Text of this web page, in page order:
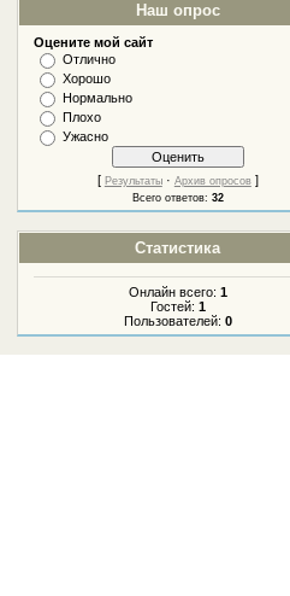
Наш опрос
Оцените мой сайт
Отлично
Хорошо
Нормально
Плохо
Ужасно
[ Результаты· Архив опросов]
Всего ответов: 32
Статистика
Онлайн всего: 1
Гостей: 1
Пользователей: 0